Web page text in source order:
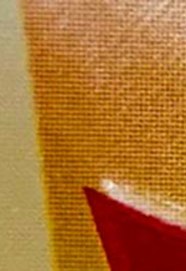
Nos
Accueil / Nos Coffrets